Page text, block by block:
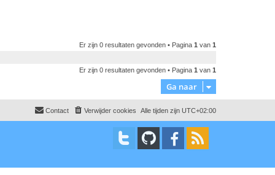
Er zijn 0 resultaten gevonden • Pagina 1 van 1
Er zijn 0 resultaten gevonden • Pagina 1 van 1
Ga naar
Alle tijden zijn UTC+02:00
Verwijder cookies
Contact